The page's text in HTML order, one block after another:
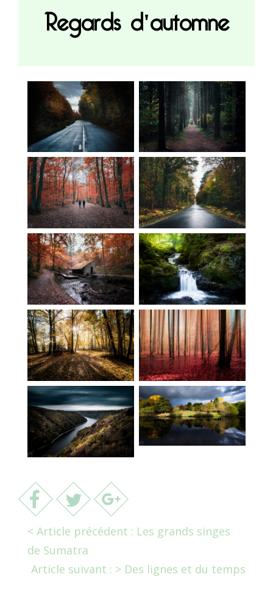
Regards d'automne
< Article précédent : Les grands singes
de Sumatra
Article suivant : > Des lignes et du temps